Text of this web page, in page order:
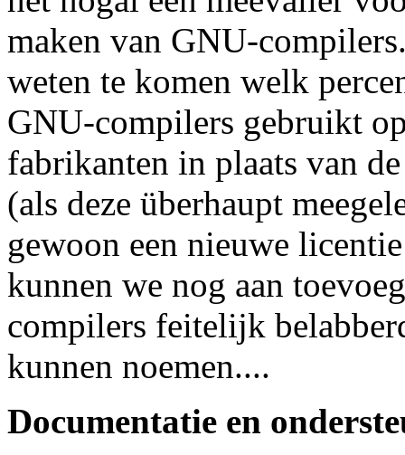
maken van GNU-
weten te komen welk
GNU-compilers gebruikt
fabrikanten in plaats van
(als deze überhaupt
gewoon een nieuwe
kunnen we nog aan
compilers feitelijk
kunnen noemen....
Documentatie en